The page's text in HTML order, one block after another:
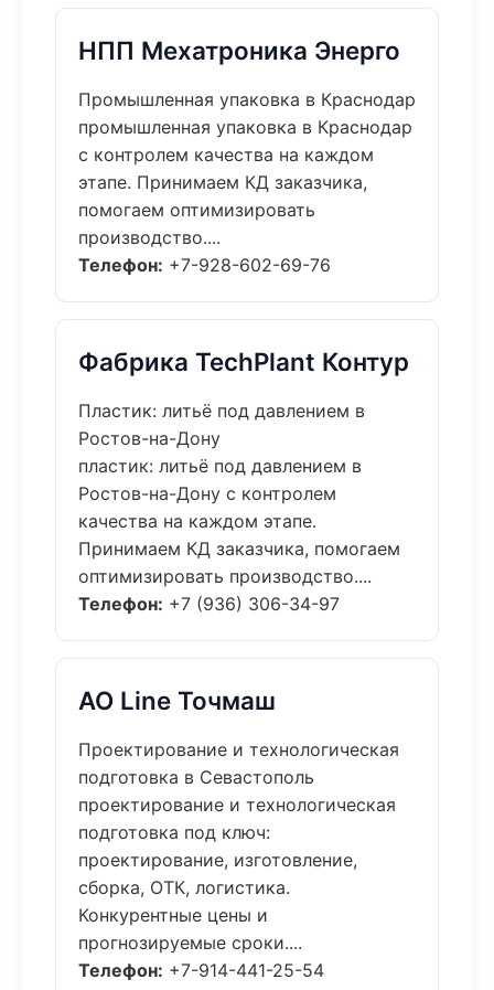
НПП Мехатроника Энерго
Промышленная упаковка в Краснодар
промышленная упаковка в Краснодар
с контролем качества на каждом
этапе. Принимаем КД заказчика,
помогаем оптимизировать
производство....
Телефон: +7-928-602-69-76
Фабрика TechPlant Контур
Пластик: литьё под давлением в
Ростов-на-Дону
пластик: литьё под давлением в
Ростов-на-Дону с контролем
качества на каждом этапе.
Принимаем КД заказчика, помогаем
оптимизировать производство....
Телефон: +7 (936) 306-34-97
АО Line Точмаш
Проектирование и технологическая
подготовка в Севастополь
проектирование и технологическая
подготовка под ключ:
проектирование, изготовление,
сборка, ОТК, логистика.
Конкурентные цены и
прогнозируемые сроки....
Телефон: +7-914-441-25-54